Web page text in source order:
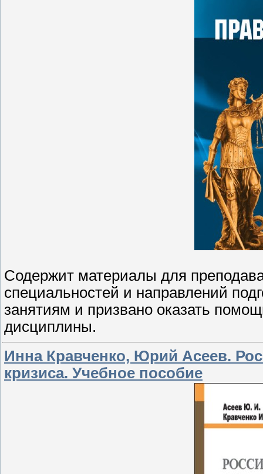
Содержит материалы для
специальностей и направлений
занятиям и призвано оказать
дисциплины.
Инна Кравченко, Юрий Асеев.
кризиса. Учебное пособие